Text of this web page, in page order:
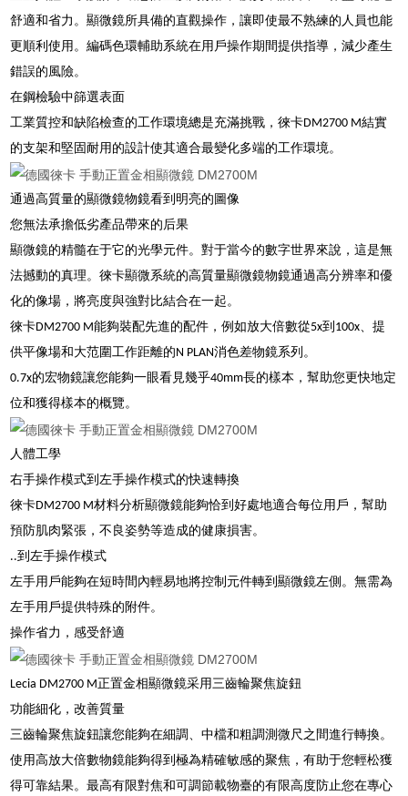
舒適和省力。顯微鏡所具備的直觀操作，讓即使最不熟練的人員也能
更順利使用。編碼色環輔助系統在用戶操作期間提供指導，減少產生
錯誤的風險。
在鋼檢驗中篩選表面
工業質控和缺陷檢查的工作環境總是充滿挑戰，徠卡DM2700 M結實
的支架和堅固耐用的設計使其適合最變化多端的工作環境。
通過高質量的顯微鏡物鏡看到明亮的圖像
您無法承擔低劣產品帶來的后果
顯微鏡的精髓在于它的光學元件。對于當今的數字世界來說，這是無
法撼動的真理。徠卡顯微系統的高質量顯微鏡物鏡通過高分辨率和優
化的像場，將亮度與強對比結合在一起。
徠卡DM2700 M能夠裝配先進的配件，例如放大倍數從5x到100x、提
供平像場和大范圍工作距離的N PLAN消色差物鏡系列。
0.7x的宏物鏡讓您能夠一眼看見幾乎40mm長的樣本，幫助您更快地定
位和獲得樣本的概覽。
人體工學
右手操作模式到左手操作模式的快速轉換
徠卡DM2700 M材料分析顯微鏡能夠恰到好處地適合每位用戶，幫助
預防肌肉緊張，不良姿勢等造成的健康損害。
..到左手操作模式
左手用戶能夠在短時間內輕易地將控制元件轉到顯微鏡左側。無需為
左手用戶提供特殊的附件。
操作省力，感受舒適
Lecia DM2700 M正置金相顯微鏡采用三齒輪聚焦旋鈕
功能細化，改善質量
三齒輪聚焦旋鈕讓您能夠在細調、中檔和粗調測微尺之間進行轉換。
使用高放大倍數物鏡能夠得到極為精確敏感的聚焦，有助于您輕松獲
得可靠結果。最高有限對焦和可調節載物臺的有限高度防止您在專心